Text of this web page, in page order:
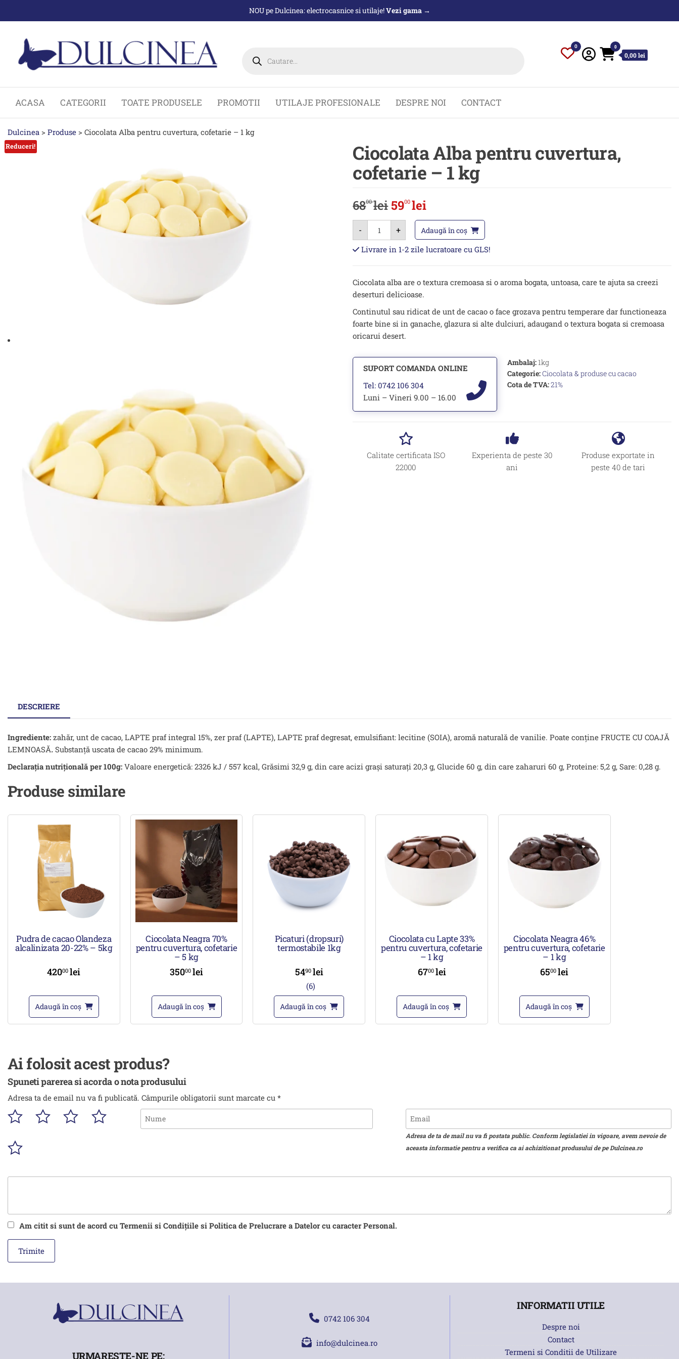
NOU pe Dulcinea: electrocasnice si utilaje!Vezi gama →
search
0 0
0,00 lei
ACASA CATEGORII TOATE PRODUSELE PROMOTII UTILAJE PROFESIONALE DESPRE NOI CONTACT
Dulcinea > Produse > Ciocolata Alba pentru cuvertura, cofetarie – 1 kg
Reduceri!
Ciocolata Alba pentru cuvertura,
cofetarie – 1 kg
6800lei5900lei
-
Cantitate
Ciocolata
Alba
pentru
cuvertura,
kg
+ Adaugă în coș
Livrare in 1-2 zile lucratoare cu GLS!
Ciocolata alba are o textura cremoasa si o aroma bogata, untoasa, care te ajuta sa creezi
deserturi delicioase.
Continutul sau ridicat de unt de cacao o face grozava pentru temperare dar functioneaza
foarte bine si in ganache, glazura si alte dulciuri, adaugand o textura bogata si cremoasa
oricarui desert.
SUPORT COMANDA ONLINE
Tel: 0742 106 304
Luni – Vineri 9.00 – 16.00
Ambalaj:1kg
Categorie:Ciocolata & produse cu cacao
Cota de TVA:21%
Calitate certificata ISO
22000
Experienta de peste 30
ani
Produse exportate in
peste 40 de tari
DESCRIERE
Ingrediente: zahăr, unt de cacao, LAPTE praf integral 15%, zer praf (LAPTE), LAPTE praf degresat, emulsifiant: lecitine (SOIA), aromă naturală de vanilie. Poate conține FRUCTE CU COAJĂ
LEMNOASĂ. Substanţă uscata de cacao 29% minimum.
Declarația nutrițională per 100g: Valoare energetică: 2326 kJ / 557 kcal, Grăsimi 32,9 g, din care acizi grași saturați 20,3 g, Glucide 60 g, din care zaharuri 60 g, Proteine: 5,2 g, Sare: 0,28 g.
Produse similare
Pudra de cacao Olandeza
alcalinizata 20-22% – 5kg
42000lei
Adaugă în coș
Ciocolata Neagra 70%
pentru cuvertura, cofetarie
– 5 kg
35000lei
Adaugă în coș
Picaturi (dropsuri)
termostabile 1kg
5490 lei
(6)
Adaugă în coș
Ciocolata cu Lapte 33%
pentru cuvertura, cofetarie
– 1 kg
6700 lei
Adaugă în coș
Ciocolata Neagra 46%
pentru cuvertura, cofetarie
– 1 kg
6500lei
Adaugă în coș
Ai folosit acest produs?
Spuneti parerea si acorda o nota produsului
Adresa ta de email nu va fi publicată. Câmpurile obligatorii sunt marcate cu *
Adresa de ta de mail nu va fi postata public. Conform legislatiei in vigoare, avem nevoie de
aceasta informatie pentru a verifica ca ai achizitionat produsului de pe Dulcinea.ro
Am citit si sunt de acord cu Termenii si Condițiile si Politica de Prelucrare a Datelor cu caracter Personal.
URMARESTE-NE PE:
0742 106 304
info@dulcinea.ro
INFORMATII UTILE
Despre noi
Contact
Termeni si Conditii de Utilizare